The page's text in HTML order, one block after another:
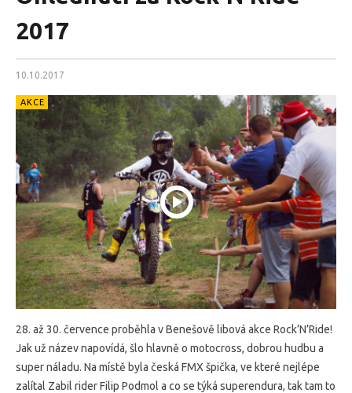
2017
10.10.2017
AKCE
28. až 30. července proběhla v Benešově libová akce Rock’N’Ride!
Jak už název napovídá, šlo hlavně o motocross, dobrou hudbu a
super náladu. Na místě byla česká FMX špička, ve které nejlépe
zalítal Zabil rider Filip Podmol a co se týká superendura, tak tam to